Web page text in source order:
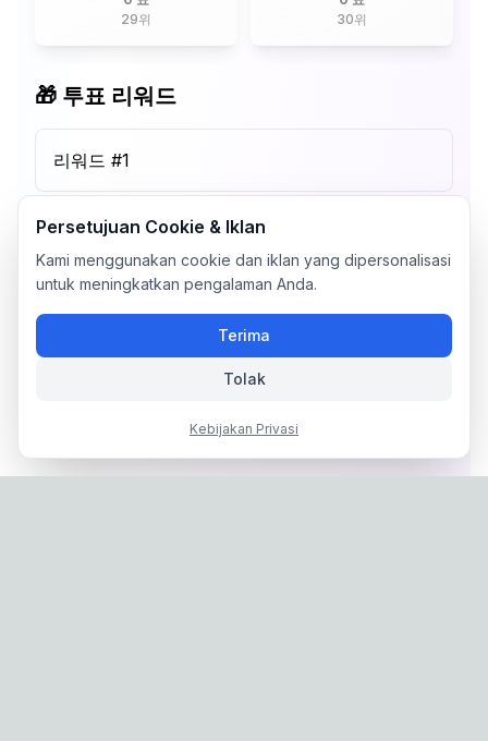
29위
30위
🎁 투표 리워드
리워드 #1
Persetujuan Cookie & Iklan
Kami menggunakan cookie dan iklan yang dipersonalisasi
untuk meningkatkan pengalaman Anda.
Terima
Tolak
Kebijakan Privasi